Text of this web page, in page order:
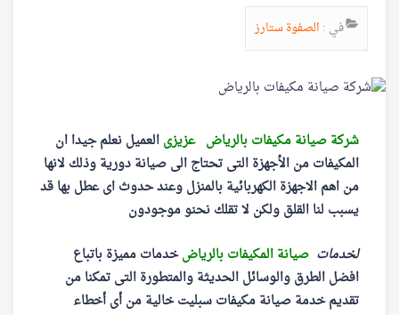
في : الصفوة ستارز
شركة صيانة مكيفات بالرياض عزيزىالعميل نعلم جيدا ان
المكيفات من الأجهزة التى تحتاج الى صيانة دورية وذلك لانها
من اهم الاجهزة الكهربائية بالمنزل وعند حدوث اى عطل بها قد
يسبب لنا القلق ولكن لا تقلك نحنو موجودون
لخدمات صيانة المكيفات بالرياضخدمات مميزة باتباع
افضل الطرق والوسائل الحديثة والمتطورة التى تمكنا من
تقديم خدمة صيانة مكيفات سبليت خالية من أى أخطاء